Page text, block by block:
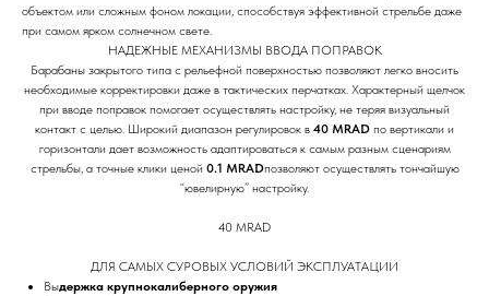
объектом или сложным фоном локации, способствуя эффективной стрельбе даже
при самом ярком солнечном свете.
НАДЕЖНЫЕ МЕХАНИЗМЫ ВВОДА ПОПРАВОК
Барабаны закрытого типа с рельефной поверхностью позволяют легко вносить
необходимые корректировки даже в тактических перчатках. Характерный щелчок
при вводе поправок помогает осуществлять настройку, не теряя визуальный
контакт с целью. Широкий диапазон регулировок в 40 MRAD по вертикали и
горизонтали дает возможность адаптироваться к самым разным сценариям
стрельбы, а точные клики ценой 0.1 MRADпозволяют осуществлять тончайшую
“ювелирную” настройку.
40 MRAD
ДЛЯ САМЫХ СУРОВЫХ УСЛОВИЙ ЭКСПЛУАТАЦИИ
Выдержка крупнокалиберного оружия